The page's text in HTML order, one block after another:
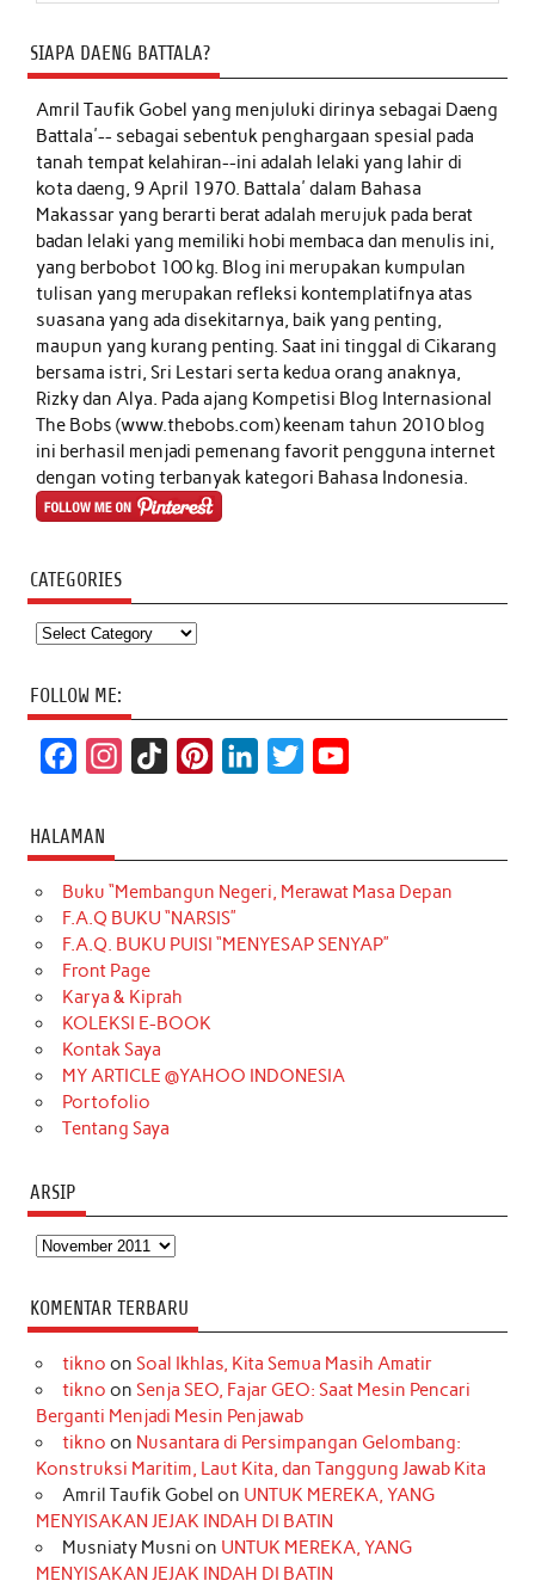
SIAPA DAENG BATTALA?
Amril Taufik Gobelyang menjuluki dirinya sebagai Daeng
Battala'-- sebagai sebentuk penghargaan spesial pada
tanah tempat kelahiran--ini adalah lelaki yang lahir di
kota daeng, 9 April 1970. Battala' dalam Bahasa
Makassar yang berarti berat adalah merujuk pada berat
badan lelaki yang memiliki hobi membaca dan menulis ini,
yang berbobot 100 kg. Blog ini merupakan kumpulan
tulisan yang merupakan refleksi kontemplatifnya atas
suasana yang ada disekitarnya, baik yang penting,
maupun yang kurang penting. Saat ini tinggal di Cikarang
bersama istri, Sri Lestari serta kedua orang anaknya,
Rizky dan Alya. Pada ajang Kompetisi Blog Internasional
The Bobs (www.thebobs.com) keenam tahun 2010 blog
ini berhasil menjadi pemenang favorit pengguna internet
dengan voting terbanyak kategori Bahasa Indonesia.
CATEGORIES
Categories
FOLLOW ME:
c
e
b
o
o
k
t
a
g
r
a
m
T
o
k
t
e
r
k
e
d
t
t
e
T
u
b
HALAMAN
Buku “Membangun Negeri, Merawat Masa Depan
F.A.Q BUKU “NARSIS”
F.A.Q. BUKU PUISI “MENYESAP SENYAP”
Front Page
Karya & Kiprah
KOLEKSI E-BOOK
Kontak Saya
MY ARTICLE @YAHOO INDONESIA
Portofolio
Tentang Saya
ARSIP
Arsip
KOMENTAR TERBARU
tikno on Soal Ikhlas, Kita Semua Masih Amatir
tikno on Senja SEO, Fajar GEO: Saat Mesin Pencari
Berganti Menjadi Mesin Penjawab
tikno on Nusantara di Persimpangan Gelombang:
Konstruksi Maritim, Laut Kita, dan Tanggung Jawab Kita
Amril Taufik Gobel on UNTUK MEREKA, YANG
MENYISAKAN JEJAK INDAH DI BATIN
Musniaty Musni on UNTUK MEREKA, YANG
MENYISAKAN JEJAK INDAH DI BATIN